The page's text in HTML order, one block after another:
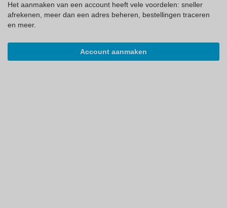
Het aanmaken van een account heeft vele voordelen: sneller
afrekenen, meer dan een adres beheren, bestellingen traceren
en meer.
Account aanmaken